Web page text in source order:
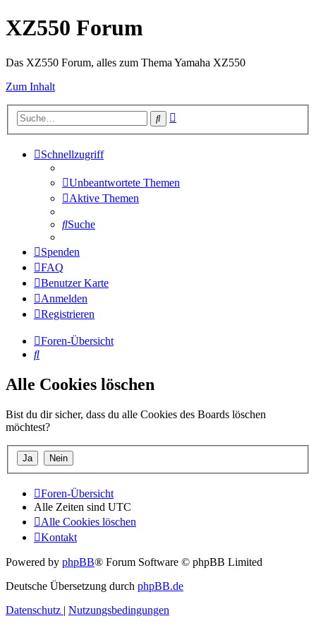
XZ550 Forum
Das XZ550 Forum, alles zum Thema Yamaha XZ550
Zum Inhalt
Suche
Schnellzugriff
Unbeantwortete Themen
Aktive Themen
Suche
Spenden
FAQ
Benutzer Karte
Anmelden
Registrieren
Foren-Übersicht
Suche
Alle Cookies löschen
Bist du dir sicher, dass du alle Cookies des Boards löschen
möchtest?
Foren-Übersicht
Alle Zeiten sind UTC
Alle Cookies löschen
Kontakt
Powered by phpBB® Forum Software © phpBB Limited
Deutsche Übersetzung durch phpBB.de
Datenschutz | Nutzungsbedingungen